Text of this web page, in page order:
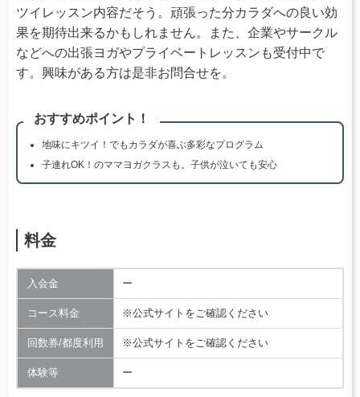
ツイレッスン内容だそう。頑張った分カラダへの良い効
果を期待出来るかもしれません。また、企業やサークル
などへの出張ヨガやプライベートレッスンも受付中で
す。興味がある方は是非お問合せを。
おすすめポイント！
地味にキツイ！でもカラダが喜ぶ多彩なプログラム
子連れOK！のママヨガクラスも。子供が泣いても安心
料金
入会金 ー
コース料金 ※公式サイトをご確認ください
回数券/都度利用 ※公式サイトをご確認ください
体験等 ー